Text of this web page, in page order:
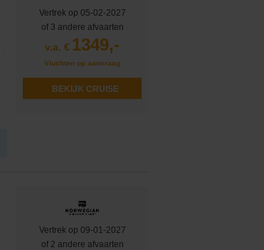
Vertrek op 05-02-2027
of 3 andere afvaarten
v.a. € 1349,-
Vluchten op aanvraag
BEKIJK CRUISE
Vertrek op 09-01-2027
of 2 andere afvaarten